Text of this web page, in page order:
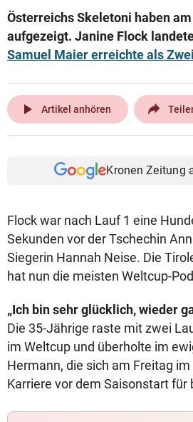
Österreichs Skeletoni haben
aufgezeigt. Janine Flock
Samuel Maier erreichte als
play_arrow Artikel anhören
Kronen Zeitung
Flock war nach Lauf 1 eine
Sekunden vor der Tschechin
Siegerin Hannah Neise. Die
hat nun die meisten Weltcup-
„Ich bin sehr glücklich, wieder
Die 35-Jährige raste mit zwei
im Weltcup und überholte im
Hermann, die sich am Freitag
Karriere vor dem Saisonstart für